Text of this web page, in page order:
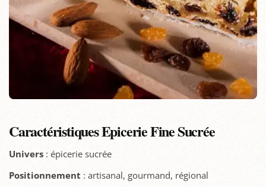
Caractéristiques Epicerie Fine Sucrée
Univers : épicerie sucrée
Positionnement : artisanal, gourmand, régional